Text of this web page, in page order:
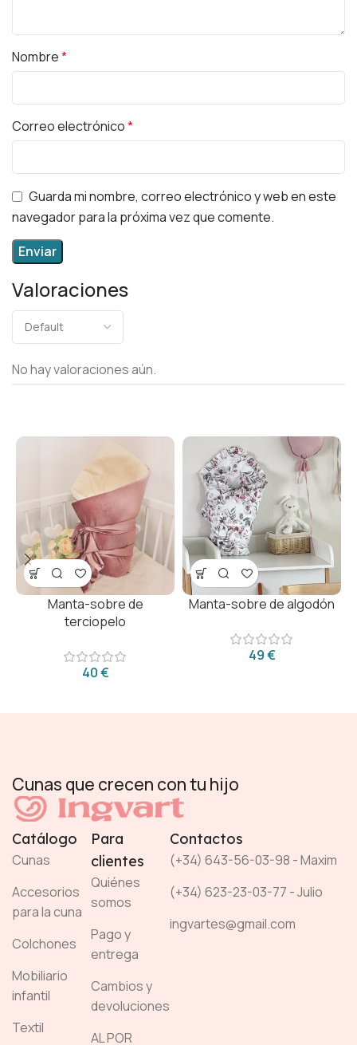
Valoraciones
No hay valoraciones aún.
Nombre*
Correo electrónico*
Guarda mi nombre, correo electrónico y web en este
navegador para la próxima vez que comente.
Manta-sobre de
terciopelo
€
Manta-sobre de algodón
€
Cunas que crecen con tu hijo
Catálogo
Cunas
Accesorios
para la cuna
Colchones
Mobiliario
infantil
Textil
Para
clientes
Quiénes
somos
Pago y
entrega
Cambios y
devoluciones
AL POR
Contactos
(+34) 643-56-03-98 - Maxim
(+34) 623-23-03-77 - Julio
ingvartes@gmail.com